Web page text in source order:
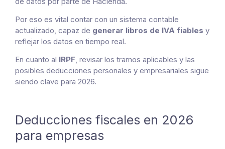
Por eso es vital contar con un sistema contable
actualizado, capaz de generar libros de IVA fiables y
reflejar los datos en tiempo real.
En cuanto al IRPF, revisar los tramos aplicables y las
posibles deducciones personales y empresariales sigue
siendo clave para 2026.
Deducciones fiscales en 2026
para empresas